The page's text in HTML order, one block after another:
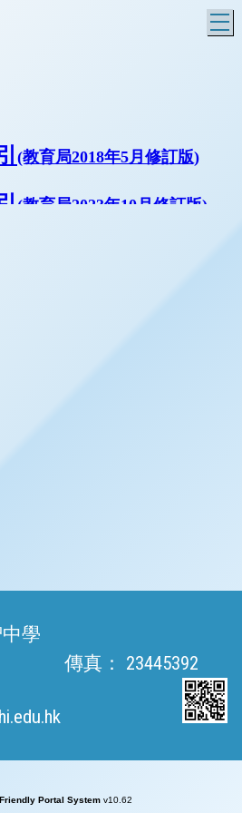
學
傳真： 23445392
Friendly Portal System v10.62